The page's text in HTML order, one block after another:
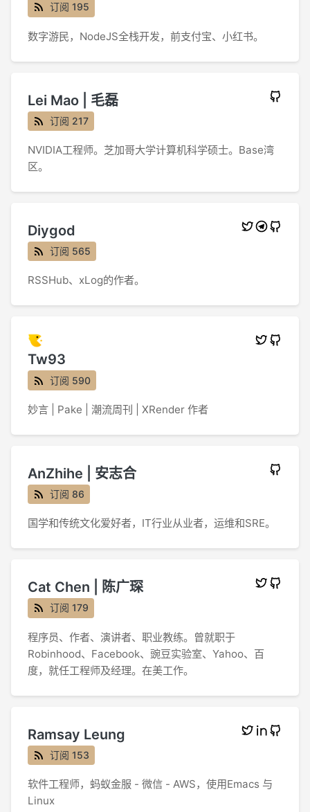
订阅 195
数字游民，NodeJS全栈开发，前支付宝、小红书。
Lei Mao | 毛磊
订阅 217
NVIDIA工程师。芝加哥大学计算机科学硕士。Base湾
区。
Diygod
订阅 565
RSSHub、xLog的作者。
Tw93
订阅 590
妙言 | Pake | 潮流周刊 | XRender 作者
AnZhihe | 安志合
订阅 86
国学和传统文化爱好者，IT行业从业者，运维和SRE。
Cat Chen | 陈广琛
订阅 179
程序员、作者、演讲者、职业教练。曾就职于
Robinhood、Facebook、豌豆实验室、Yahoo、百
度，就任工程师及经理。在美工作。
Ramsay Leung
订阅 153
软件工程师，蚂蚁金服 - 微信 - AWS，使用Emacs 与
Linux